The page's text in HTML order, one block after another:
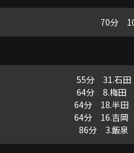
70分
55分 31.石
64分 8.梅
64分 18.半
64分 16.吉
86分 3.飯